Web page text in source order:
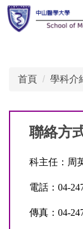
跳
到
首頁 學科介
聯絡方
科主任：周
電話：04-
傳真：04-